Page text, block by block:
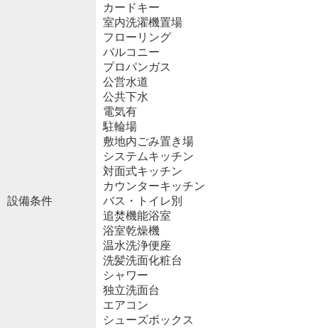
設備条件
カードキー
室内洗濯機置場
フローリング
バルコニー
プロパンガス
公営水道
公共下水
電気有
駐輪場
敷地内ごみ置き場
システムキッチン
対面式キッチン
カウンターキッチン
バス・トイレ別
追焚機能浴室
浴室乾燥機
温水洗浄便座
洗髪洗面化粧台
シャワー
独立洗面台
エアコン
シューズボックス